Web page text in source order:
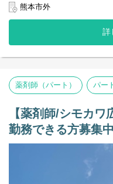
＜店舗情報＞
◆処方箋枚数 130枚／日
◆処方内容 熊本労災病院
◆薬剤師：正社員7名、パ
の方です）
他薬剤師の昼休憩に応じて
※事務員は常駐しておりま
【その他の補足事項】
1) 従事すべき業務の変更の
変更なし
正社員は全店。ただし、
熊本市外
詳
薬剤師（パート） パー
【薬剤師/シモカワ
勤務できる方募集